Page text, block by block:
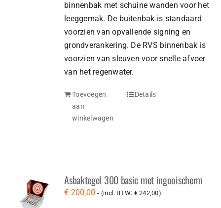
binnenbak met schuine wanden voor het
leeggemak. De buitenbak is standaard
voorzien van opvallende signing en
grondverankering. De RVS binnenbak is
voorzien van sleuven voor snelle afvoer
van het regenwater.
Toevoegen
aan
winkelwagen
Details
Asbaktegel 300 basic met ingooischerm
€ 200,00 - (incl. BTW: €242,00)